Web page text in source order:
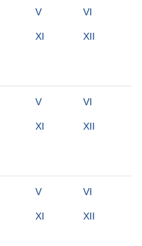
V VI
XI XII
V VI
XI XII
V VI
XI XII